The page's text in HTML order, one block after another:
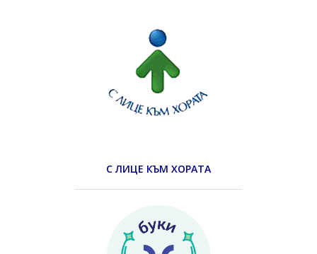
С ЛИЦЕ КЪМ ХОРАТА